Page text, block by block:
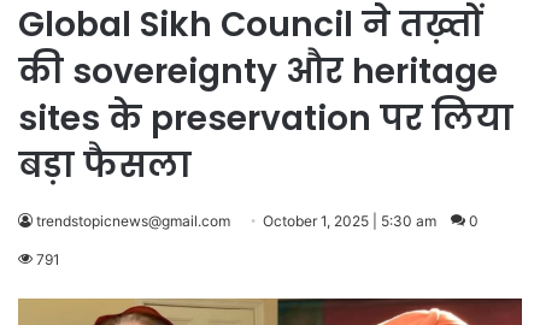
Global Sikh Council ने तख़्तों
की sovereignty और heritage
sites के preservation पर लिया
बड़ा फैसला
trendstopicnews@gmail.com October 1, 2025 | 5:30 am 0
791